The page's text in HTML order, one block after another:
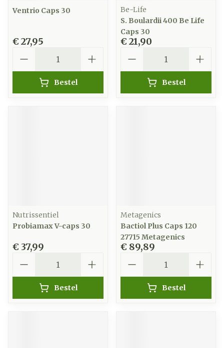
Ventrio Caps 30
€ 27,95
Bestel
Be-Life
S. Boulardii 400 Be Life
Caps 30
€ 21,90
Bestel
Nutrissentiel
Probiamax V-caps 30
€ 37,99
Bestel
Metagenics
Bactiol Plus Caps 120
27715 Metagenics
€ 89,89
Bestel